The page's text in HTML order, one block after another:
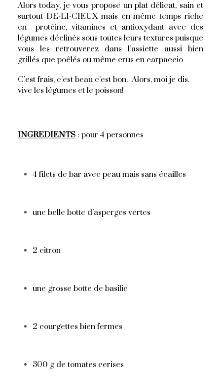
Alors today, je vous propose un plat délicat, sain et
surtout DE-LI-CIEUX mais en même temps riche
en protéine, vitamines et antioxydant avec des
légumes déclinés sous toutes leurs textures puisque
vous les retrouverez dans l’assiette aussi bien
grillés que poêlés ou même crus en carpaccio
C’est frais, c’est beau c’est bon. Alors, moi je dis,
vive les légumes et le poisson!
INGREDIENTS : pour 4 personnes
4 filets de bar avec peau mais sans écailles
une belle botte d’asperges vertes
2 citron
une grosse botte de basilic
2 courgettes bien fermes
300 g de tomates cerises